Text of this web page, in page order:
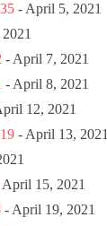
- April 5, 2021
- April 7, 2021
- April 8, 2021
12, 2021
- April 13, 2021
April 15, 2021
- April 19, 2021